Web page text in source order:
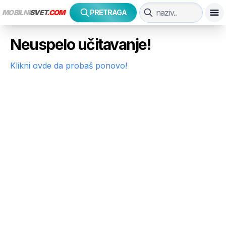
MOBILNISVET.COM PRETRAGA
Neuspelo učitavanje!
Klikni ovde da probaš ponovo!